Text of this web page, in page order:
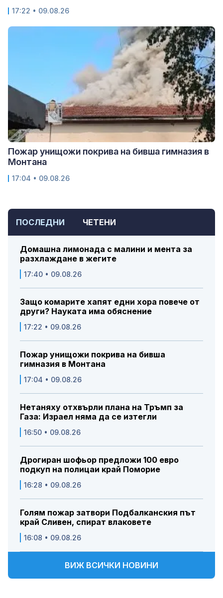
ПОСЛЕДНИ ЧЕТЕНИ
Домашна лимонада с малини и мента за
разхлаждане в жегите
17:40 • 09.08.26
Защо комарите хапят едни хора повече от
други? Науката има обяснение
17:22 • 09.08.26
Пожар унищожи покрива на бивша
гимназия в Монтана
17:04 • 09.08.26
Нетаняху отхвърли плана на Тръмп за
Газа: Израел няма да се изтегли
16:50 • 09.08.26
Дрогиран шофьор предложи 100 евро
подкуп на полицаи край Поморие
16:28 • 09.08.26
Голям пожар затвори Подбалканския път
край Сливен, спират влаковете
16:08 • 09.08.26
ВИЖ ВСИЧКИ НОВИНИ
17:22 • 09.08.26
Пожар унищожи покрива на бивша гимназия в
Монтана
17:04 • 09.08.26